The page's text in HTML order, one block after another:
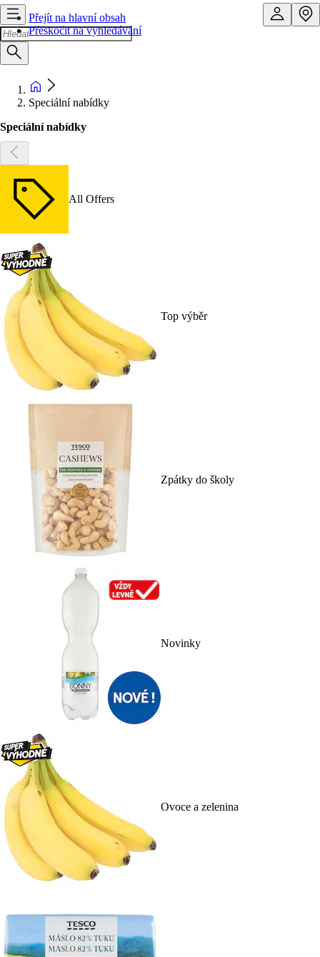
Přejít na hlavní obsah
Přeskočit na vyhledávání
Speciální nabídky
Speciální nabídky
All Offers
Top výběr
Zpátky do školy
Novinky
Ovoce a zelenina